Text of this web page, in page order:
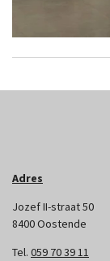
Adres
Jozef II-straat 50
8400 Oostende
Tel. 059 70 39 11